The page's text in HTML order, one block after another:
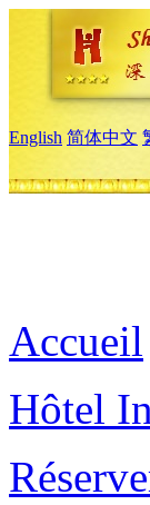
English 简体中文
Accueil
Hôtel